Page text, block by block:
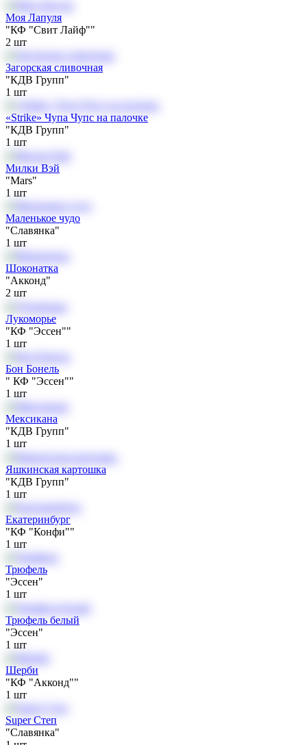
Моя Лапуля
"КФ "Свит Лайф""
2 шт
Загорская сливочная
"КДВ Групп"
1 шт
«Strike» Чупа Чупс на палочке
"КДВ Групп"
1 шт
Милки Вэй
"Mars"
1 шт
Маленькое чудо
"Славянка"
1 шт
Шоконатка
"Акконд"
2 шт
Лукоморье
"КФ "Эссен""
1 шт
Бон Бонель
" КФ "Эссен""
1 шт
Мексикана
"КДВ Групп"
1 шт
Яшкинская картошка
"КДВ Групп"
1 шт
Екатеринбург
"КФ "Конфи""
1 шт
Трюфель
"Эссен"
1 шт
Трюфель белый
"Эссен"
1 шт
Шерби
"КФ "Акконд""
1 шт
Super Степ
"Славянка"